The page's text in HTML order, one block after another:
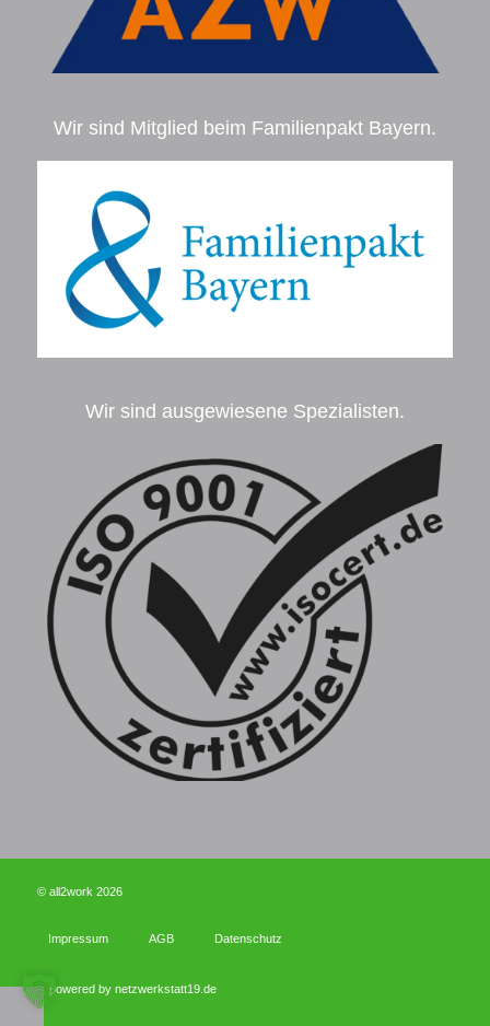
Wir sind Mitglied beim Familienpakt Bayern.
Wir sind ausgewiesene Spezialisten.
© all2work 2026
Impressum AGB Datenschutz
powered by netzwerkstatt19.de